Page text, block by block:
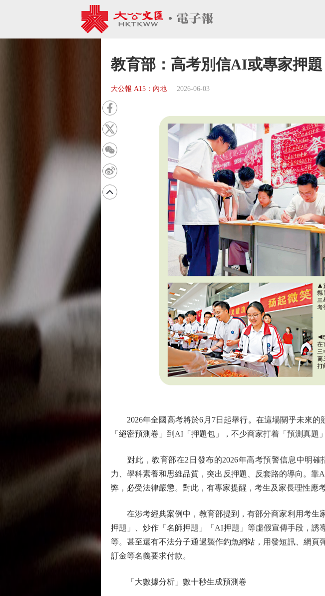
教育部：高考別信AI或專家押題
大公報 A15：內地 2026-06-03
2026年全國高考將於6月7日起舉行。在這場關乎未來的
「絕密預測卷」到AI「押題包」，不少商家打着「預測真題
對此，教育部在2日發布的2026年高考預警信息中明確
力、學科素養和思維品質，突出反押題、反套路的導向。
弊，必受法律嚴懲。對此，有專家提醒，考生及家長理性應
在涉考經典案例中，教育部提到，有部分商家利用考生
押題」、炒作「名師押題」「AI押題」等虛假宣傳手段，誘
等。甚至還有不法分子通過製作釣魚網站，用發短訊、網
訂金等名義要求付款。
「大數據分析」數十秒生成預測卷